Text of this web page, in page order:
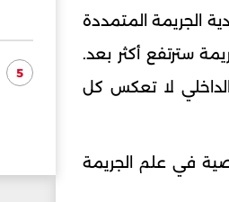
الجريمة المتمددة
سترتفع أكثر بعد.
الداخلي لا تعكس كل
في علم الجريمة
5